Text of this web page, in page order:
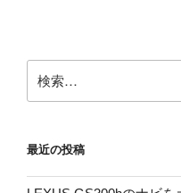
ー
シ
索:
最近の投稿